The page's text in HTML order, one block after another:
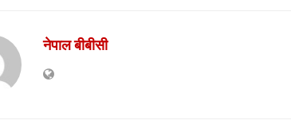
नेपाल बीबीसी